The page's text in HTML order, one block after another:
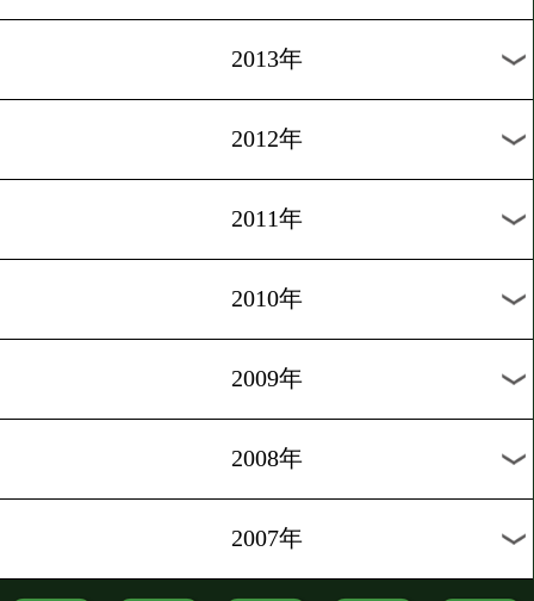
2020年
2018年
2017年